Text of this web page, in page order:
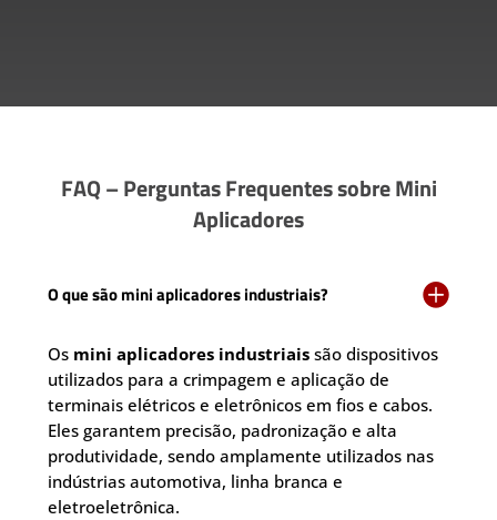
FAQ – Perguntas Frequentes sobre Mini
Aplicadores
O que são mini aplicadores industriais? 
Os mini aplicadores industriais são dispositivos
utilizados para a crimpagem e aplicação de
terminais elétricos e eletrônicos em fios e cabos.
Eles garantem precisão, padronização e alta
produtividade, sendo amplamente utilizados nas
indústrias automotiva, linha branca e
eletroeletrônica.